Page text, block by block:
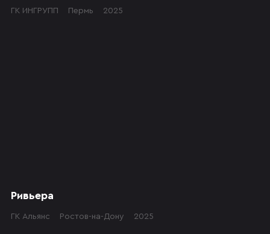
ГК ИНГРУПП Пермь 2025
Ривьера
ГК Альянс Ростов-на-Дону 2025